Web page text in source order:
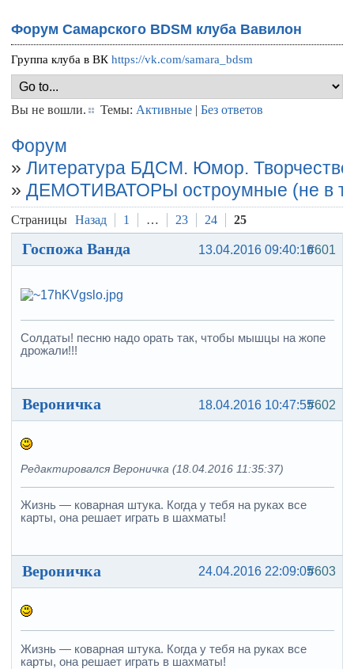
Форум Самарского BDSM клуба Вавилон
Группа клуба в ВКhttps://vk.com/samara_bdsm
Вы не вошли. Темы: Активные |Без ответов
Форум
»Литература БДСМ. Юмор.
»ДЕМОТИВАТОРЫ остроумные (не в
Страницы Назад 1 … 23 24 25
#601
13.04.2016 09:40:16
Госпожа Ванда
Солдаты! песню надо орать так, чтобы мышцы на жопе
дрожали!!!
#602
18.04.2016 10:47:55
Вероничка
Редактировался Вероничка (18.04.2016 11:35:37)
Жизнь — коварная штука. Когда у тебя на руках все
карты, она решает играть в шахматы!
#603
24.04.2016 22:09:05
Вероничка
Жизнь — коварная штука. Когда у тебя на руках все
карты, она решает играть в шахматы!